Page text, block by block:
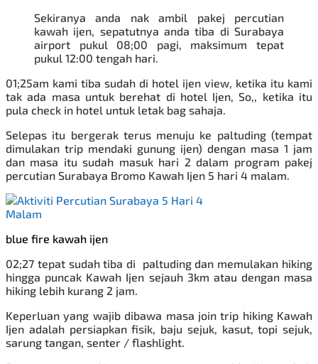
Sekiranya anda nak ambil pakej percutian
kawah ijen , sepatutnya anda tiba di Surabaya
airport pukul 08;00 pagi, maksimum tepat
pukul 12:00 tengah hari.
01;25am kami tiba sudah di hotel ijen view, ketika itu kami
tak ada masa untuk berehat di hotel Ijen, So,, ketika itu
pula check in hotel untuk letak bag sahaja.
Selepas itu bergerak terus menuju ke paltuding (tempat
dimulakan trip mendaki gunung ijen) dengan masa 1 jam
dan masa itu sudah masuk hari 2 dalam program pakej
percutian Surabaya Bromo Kawah Ijen 5 hari 4 malam.
blue fire kawah ijen
02;27 tepat sudah tiba di paltuding dan memulakan hiking
hingga puncak Kawah Ijen sejauh 3km atau dengan masa
hiking lebih kurang 2 jam.
Keperluan yang wajib dibawa masa join trip hiking Kawah
Ijen adalah persiapkan fisik, baju sejuk, kasut, topi sejuk,
sarung tangan, senter / flashlight.